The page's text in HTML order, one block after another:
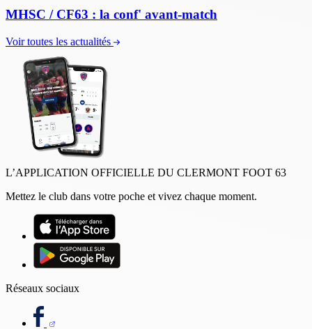
MHSC / CF63 : la conf' avant-match
Voir toutes les actualités
L’APPLICATION OFFICIELLE DU CLERMONT FOOT 63
Mettez le club dans votre poche et vivez chaque moment.
Réseaux sociaux